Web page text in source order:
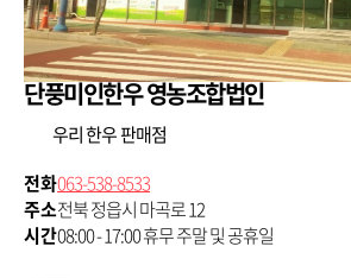
단풍미인한우 영농조합법인
우리 한우 판매점
전화063-538-8533
주소전북 정읍시 마곡로 12
시간08:00 - 17:00 휴무 주말 및 공휴일